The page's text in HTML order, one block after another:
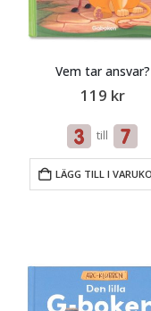
Vem tar ansvar?
119 kr
till
LÄGG TILL I